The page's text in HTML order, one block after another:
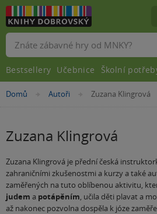
Nacházíte
Domů »Autoři »
Zuzana Klingrová
Zuzana Klingrová
Zuzana Klingrová je přední česká
zahraničními zkušenostmi a kurzy a také
zaměřených na tuto oblíbenou aktivitu,
judem a potápěním, učila děti plavat a
až nakonec pozvolna dospěla k józe
Vyhledávání
Bestsellery Učebnice Školní